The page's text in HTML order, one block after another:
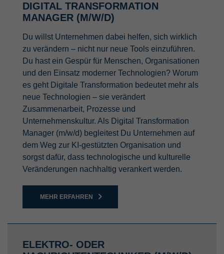
DIGITAL TRANSFORMATION
MANAGER (M/W/D)
Du willst Unternehmen dabei helfen, sich wirklich
zu verändern – nicht nur neue Tools einzuführen.
Du hast ein Gespür für Menschen, Organisationen
und den Einsatz moderner Technologien? Worum
es geht Digitale Transformation bedeutet mehr als
neue Technologien – sie verändert
Zusammenarbeit, Prozesse und
Unternehmenskultur. Als Digital Transformation
Manager (m/w/d) begleitest Du Unternehmen auf
dem Weg zur KI-gestützten Organisation und
sorgst dafür, dass technologische und kulturelle
Veränderungen nachhaltig verankert werden.
MEHR ERFAHREN
ELEKTRO- ODER